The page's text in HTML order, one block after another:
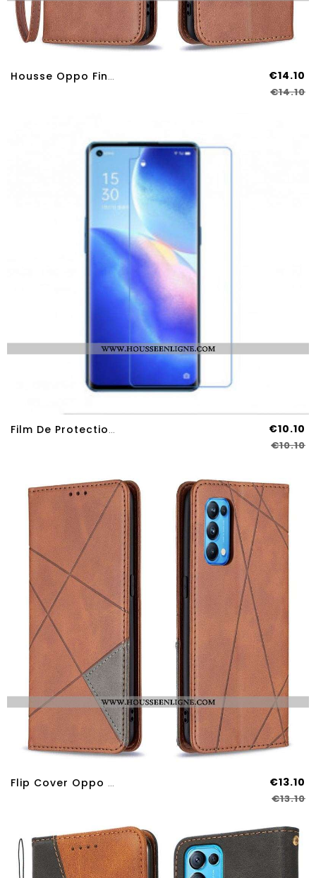
Housse Oppo Find X3 Lite Lisse Rabat Oblique €14.10
€14.10
Film De Protection Écran Pour Oppo Find X3 Lite Clear €10.10
€10.10
Flip Cover Oppo Find X3 Lite Style Artiste €13.10
€13.10